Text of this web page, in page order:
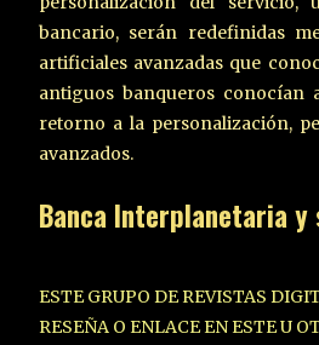
bancario, serán redefinidas
artificiales avanzadas que
antiguos banqueros conocían
retorno a la personalización,
avanzados.
Banca Interplanetaria y
ESTE GRUPO DE REVISTAS
RESEÑA O ENLACE EN ESTE U